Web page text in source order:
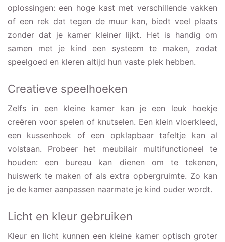
oplossingen: een hoge kast met verschillende vakken
of een rek dat tegen de muur kan, biedt veel plaats
zonder dat je kamer kleiner lijkt. Het is handig om
samen met je kind een systeem te maken, zodat
speelgoed en kleren altijd hun vaste plek hebben.
Creatieve speelhoeken
Zelfs in een kleine kamer kan je een leuk hoekje
creëren voor spelen of knutselen. Een klein vloerkleed,
een kussenhoek of een opklapbaar tafeltje kan al
volstaan. Probeer het meubilair multifunctioneel te
houden: een bureau kan dienen om te tekenen,
huiswerk te maken of als extra opbergruimte. Zo kan
je de kamer aanpassen naarmate je kind ouder wordt.
Licht en kleur gebruiken
Kleur en licht kunnen een kleine kamer optisch groter